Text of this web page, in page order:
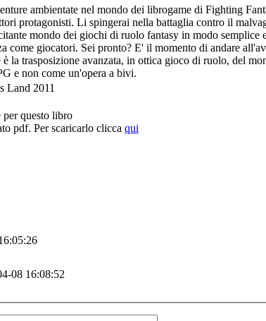
ambientate nel mondo dei librogame di Fighting
protagonisti. Li spingerai nella battaglia contro il
mondo dei giochi di ruolo fantasy in modo
come giocatori. Sei pronto? E' il momento di andare
la trasposizione avanzata, in ottica gioco di ruolo, del
e non come un'opera a bivi.
Land 2011
per questo libro
pdf. Per scaricarlo clicca qui
08 16:08:52